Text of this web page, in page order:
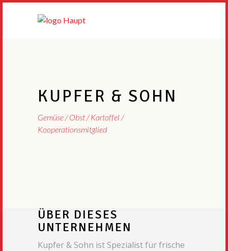
KUPFER & SOHN
Gemüse / Obst / Kartoffel
Kooperationsmitglied
ÜBER DIESES
UNTERNEHMEN
Kupfer & Sohn ist Spezialist für frische